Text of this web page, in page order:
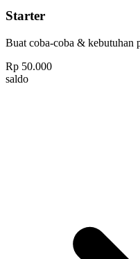
Starter
Buat coba-coba & kebutuhan
Rp 50.000
saldo